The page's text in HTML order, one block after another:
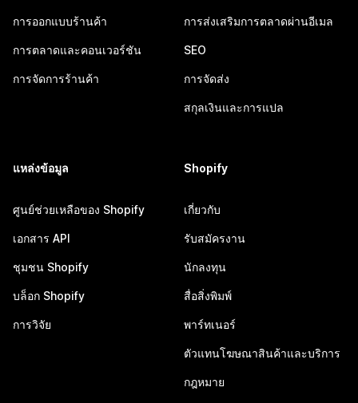
การออกแบบร้านค้า
การตลาดและคอนเวอร์ชัน
การจัดการร้านค้า
การส่งเสริมการตลาดผ่านอีเมล
SEO
การจัดส่ง
สกุลเงินและการแปล
แหล่งข้อมูล
ศูนย์ช่วยเหลือของ Shopify
เอกสาร API
ชุมชน Shopify
บล็อก Shopify
การวิจัย
Shopify
เกี่ยวกับ
รับสมัครงาน
นักลงทุน
สื่อสิ่งพิมพ์
พาร์ทเนอร์
ตัวแทนโฆษณาสินค้าและบริการ
กฎหมาย